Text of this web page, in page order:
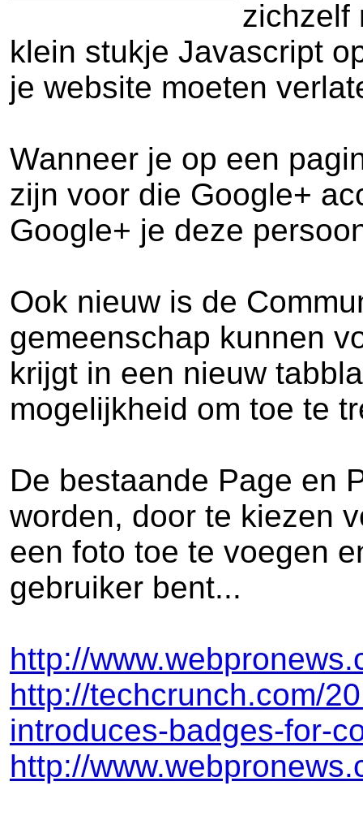
zichzelf
klein stukje Javascript
je website moeten
Wanneer je op een
zijn voor die Google+
Google+ je deze
Ook nieuw is de
gemeenschap kunnen
krijgt in een nieuw
mogelijkheid om toe te
De bestaande Page en
worden, door te kiezen
een foto toe te voegen
gebruiker bent...
http://
http://techcrunch.com/
introduces-badges-for-
http://